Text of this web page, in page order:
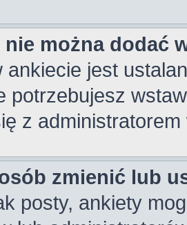
nie można dodać
ankiecie jest
potrzebujesz
z administratorem
zmienić lub
posty, ankiety